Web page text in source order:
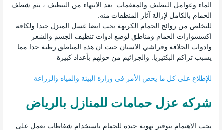
الماء وعوامل التنظيف والمعقمات. بعد الانتهاء من التنظيف ، يتم شطف
الحمام بالكامل لإزالة آثار المنظفات منه.
للتخلص من روائح الحمام الكريهة يجب ايضا غسل المنزل جيدا ولكافة
اكسسوارات الحمام ومناطق لوضع ادوات تنظيف الجسم والشعر
وادوات الحلاقة وفراشي الاسنان حيث ان هذه المناطق رطبة جدا مما
يسبب تراكم البكتيريا. والجراثيم من حولهم بأعداد كبيرة.
للإطلاع على كل ما يخص الأمر في وزارة البيئة والمياه والزراعة
شركه عزل حمامات للمنازل بالرياض
يجب الاهتمام بتوفير تهوية جيدة للحمام باستخدام شفاطات تعمل على